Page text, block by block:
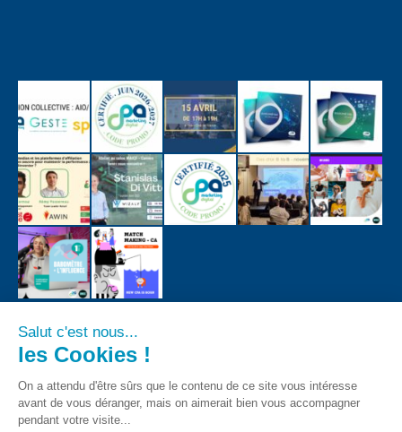
Salut c'est nous...
les Cookies !
On a attendu d'être sûrs que le contenu de ce site vous intéresse
avant de vous déranger, mais on aimerait bien vous accompagner
pendant votre visite...